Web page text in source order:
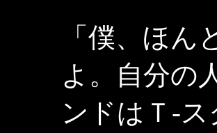
「僕、ほ
よ。自分の
ンドはＴ-